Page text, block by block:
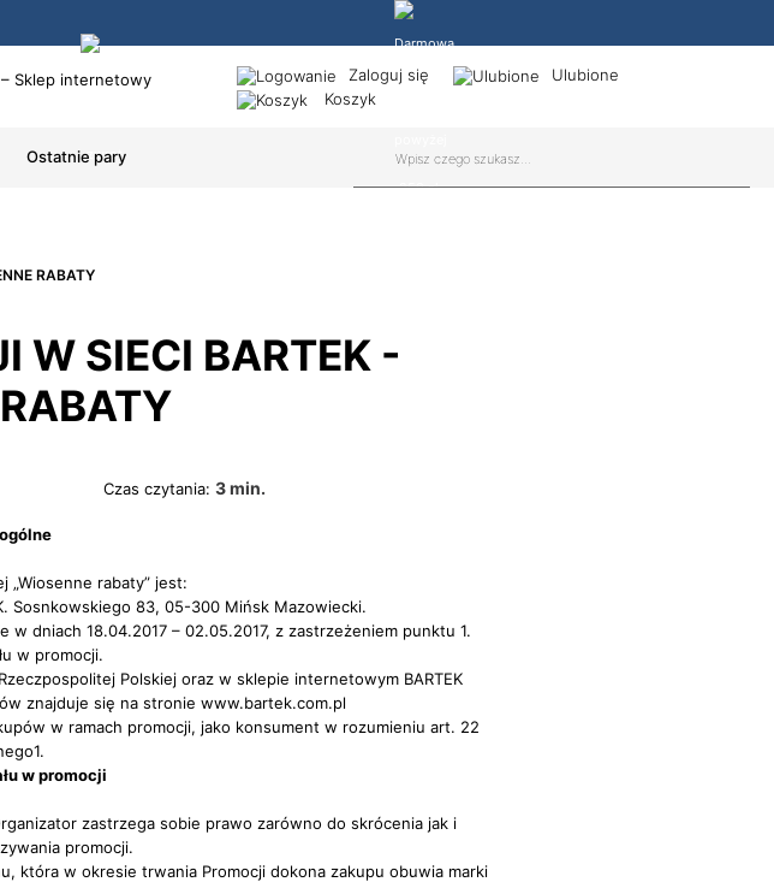
Zaloguj się
Ulubione
Koszyk
Ostatnie pary
RABATY
W SIECI BARTEK -
Czas czytania: 3 min.
„Wiosenne rabaty” jest:
Sosnkowskiego 83, 05-300 Mińsk Mazowiecki.
w dniach 18.04.2017 – 02.05.2017, z zastrzeżeniem punktu 1.
w promocji.
Polskiej oraz w sklepie internetowym BARTEK
znajduje się na stronie www.bartek.com.pl
w ramach promocji, jako konsument w rozumieniu art. 22
w promocji
zastrzega sobie prawo zarówno do skrócenia jak i
promocji.
która w okresie trwania Promocji dokona zakupu obuwia marki